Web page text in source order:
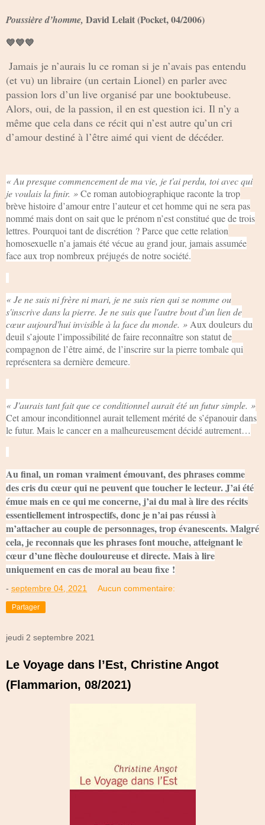
Poussière d’homme, David Lelait (Pocket, 04/2006)
💙💙💙
Jamais je n’aurais lu ce roman si je n’avais pas entendu
(et vu) un libraire (un certain Lionel) en parler avec
passion lors d’un live organisé par une booktubeuse.
Alors, oui, de la passion, il en est question ici. Il n’y a
même que cela dans ce récit qui n’est autre qu’un cri
d’amour destiné à l’être aimé qui vient de décéder.
« Au presque commencement de ma vie, je t'ai perdu, toi avec qui
je voulais la finir. »Ce roman autobiographique raconte la trop
brève histoire d’amour entre l’auteur et cet homme qui ne sera pas
nommé mais dont on sait que le prénom n’est constitué que de trois
lettres. Pourquoi tant de discrétion ? Parce que cette relation
homosexuelle n’a jamais été vécue au grand jour, jamais assumée
face aux trop nombreux préjugés de notre société.
« Je ne suis ni frère ni mari, je ne suis rien qui se nomme ou
s'inscrive dans la pierre. Je ne suis que l'autre bout d'un lien de
cœur aujourd'hui invisible à la face du monde. » Aux douleurs du
deuil s’ajoute l’impossibilité de faire reconnaître son statut de
compagnon de l’être aimé, de l’inscrire sur la pierre tombale qui
représentera sa dernière demeure.
« J'aurais tant fait que ce conditionnel aurait été un futur simple. »
Cet amour inconditionnel aurait tellement mérité de s’épanouir dans
le futur. Mais le cancer en a malheureusement décidé autrement…
Au final, un roman vraiment émouvant, des phrases comme
des cris du cœur qui ne peuvent que toucher le lecteur. J’ai été
émue mais en ce qui me concerne, j’ai du mal à lire des récits
essentiellement introspectifs, donc je n’ai pas réussi à
m’attacher au couple de personnages, trop évanescents. Malgré
cela, je reconnais que les phrases font mouche, atteignant le
cœur d’une flèche douloureuse et directe. Mais à lire
uniquement en cas de moral au beau fixe !
- septembre 04, 2021 Aucun commentaire:
Partager
jeudi 2 septembre 2021
Le Voyage dans l’Est, Christine Angot
(Flammarion, 08/2021)